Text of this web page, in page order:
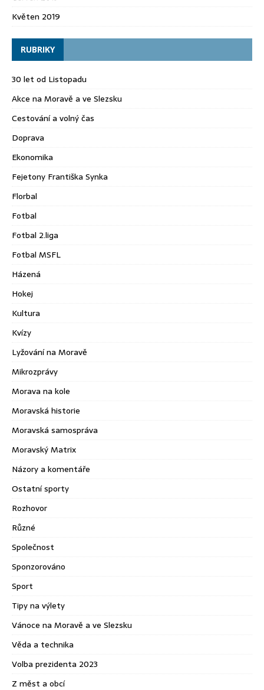
Květen 2019
RUBRIKY
30 let od Listopadu
Akce na Moravě a ve Slezsku
Cestování a volný čas
Doprava
Ekonomika
Fejetony Františka Synka
Florbal
Fotbal
Fotbal 2.liga
Fotbal MSFL
Házená
Hokej
Kultura
Kvízy
Lyžování na Moravě
Mikrozprávy
Morava na kole
Moravská historie
Moravská samospráva
Moravský Matrix
Názory a komentáře
Ostatní sporty
Rozhovor
Různé
Společnost
Sponzorováno
Sport
Tipy na výlety
Vánoce na Moravě a ve Slezsku
Věda a technika
Volba prezidenta 2023
Z měst a obcí